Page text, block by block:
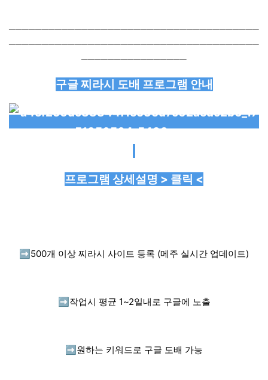
──────────────────────────────────────
──────────────────────────────────────
────────────────
구글 찌라시 도배 프로그램 안내
프로그램 상세설명 > 클릭 <
➡️ 500개 이상 찌라시 사이트 등록 (메주 실시간 업데이트)
➡️ 작업시 평균 1~2일내로 구글에 노출
➡️ 원하는 키워드로 구글 도배 가능